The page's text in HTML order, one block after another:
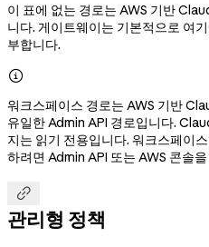
이 표에 없는 경로는 AWS 기반
니다. 게이트웨이는 기본적으로 여
부합니다.

워크스페이스 경로는 AWS 기반
유일한 Admin API 경로입니다.
지는 읽기 전용입니다. 워크스페이
하려면 Admin API 또는 AWS 콘솔

관리형 정책